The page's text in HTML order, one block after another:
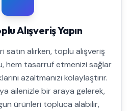
Alışveriş Yapın
satın alırken, toplu alışveriş
hem tasarruf etmenizi sağlar
azaltmanızı kolaylaştırır.
ailenizle bir araya gelerek,
ürünleri topluca alabilir,